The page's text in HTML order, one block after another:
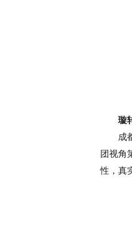
璇
成都
团视角
性，真